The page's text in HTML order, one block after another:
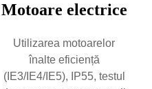
Motoare electrice
Utilizarea motoarelor
înalte eficiență
(IE3/IE4/IE5), IP55, testul